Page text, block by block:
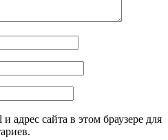
адрес сайта в этом браузере для